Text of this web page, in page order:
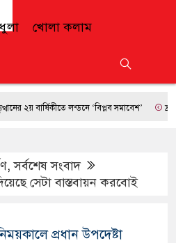
খোলা কলাম
বার্ষিকীতে লন্ডনে ‘বিপ্লব সমাবেশ’ ফ্রান্সে
,সর্বশেষ সংবাদ
সেটা বাস্তবায়ন করবোই
প্রধান উপদেষ্টা